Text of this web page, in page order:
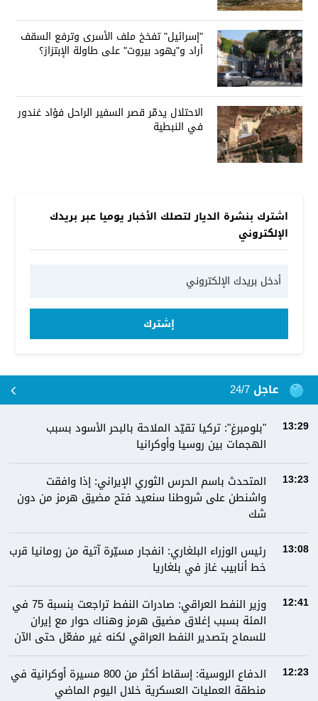
"إسرائيل" تفخخ ملف الأسرى وترفع السقف
أراد و"يهود بيروت" على طاولة الإبتزاز؟
الاحتلال يدمّر قصر السفير الراحل فؤاد غندور
في النبطية
اشترك بنشرة الديار لتصلك الأخبار يوميا عبر بريدك
الإلكتروني
إشترك
عاجل 24/7
13:29
"بلومبرغ": تركيا تقيّد الملاحة بالبحر الأسود بسبب
الهجمات بين روسيا وأوكرانيا
13:23
المتحدث باسم الحرس الثوري الإيراني: إذا وافقت
واشنطن على شروطنا سنعيد فتح مضيق هرمز من دون
شك
13:08
رئيس الوزراء البلغاري: انفجار مسيّرة آتية من رومانيا قرب
خط أنابيب غاز في بلغاريا
12:41
وزير النفط العراقي: صادرات النفط تراجعت بنسبة 75 في
المئة بسبب إغلاق مضيق هرمز وهناك حوار مع إيران
للسماح بتصدير النفط العراقي لكنه غير مفعّل حتى الآن
12:23
الدفاع الروسية: إسقاط أكثر من 800 مسيرة أوكرانية في
منطقة العمليات العسكرية خلال اليوم الماضي